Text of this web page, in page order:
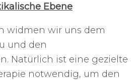
Ebene
widmen wir uns dem
und den
Natürlich ist eine gezielte
notwendig, um den